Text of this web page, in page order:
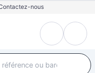
nous